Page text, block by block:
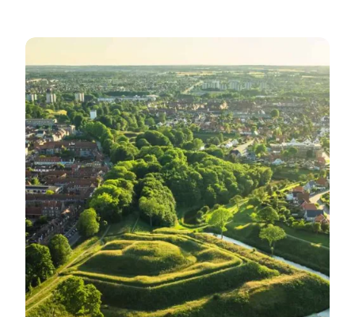
Udforsk det imponerende fæstningsanlæg